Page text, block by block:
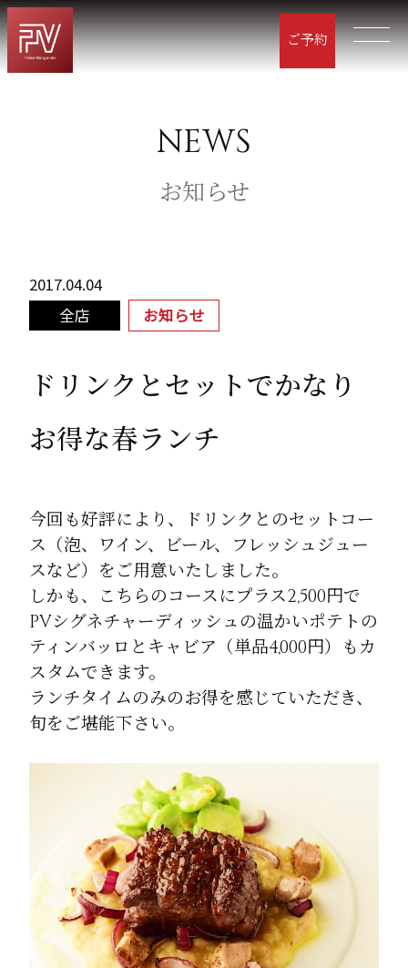
ご予約
NEWS
お知らせ
2017.04.04
全店
お知らせ
ドリンクとセットでかなり
お得な春ランチ
今回も好評により、ドリンクとのセットコー
ス（泡、ワイン、ビール、フレッシュジュー
スなど）をご用意いたしました。
しかも、こちらのコースにプラス2,500円で
PVシグネチャーディッシュの温かいポテトの
ティンバッロとキャビア（単品4,000円）もカ
スタムできます。
ランチタイムのみのお得を感じていただき、
旬をご堪能下さい。